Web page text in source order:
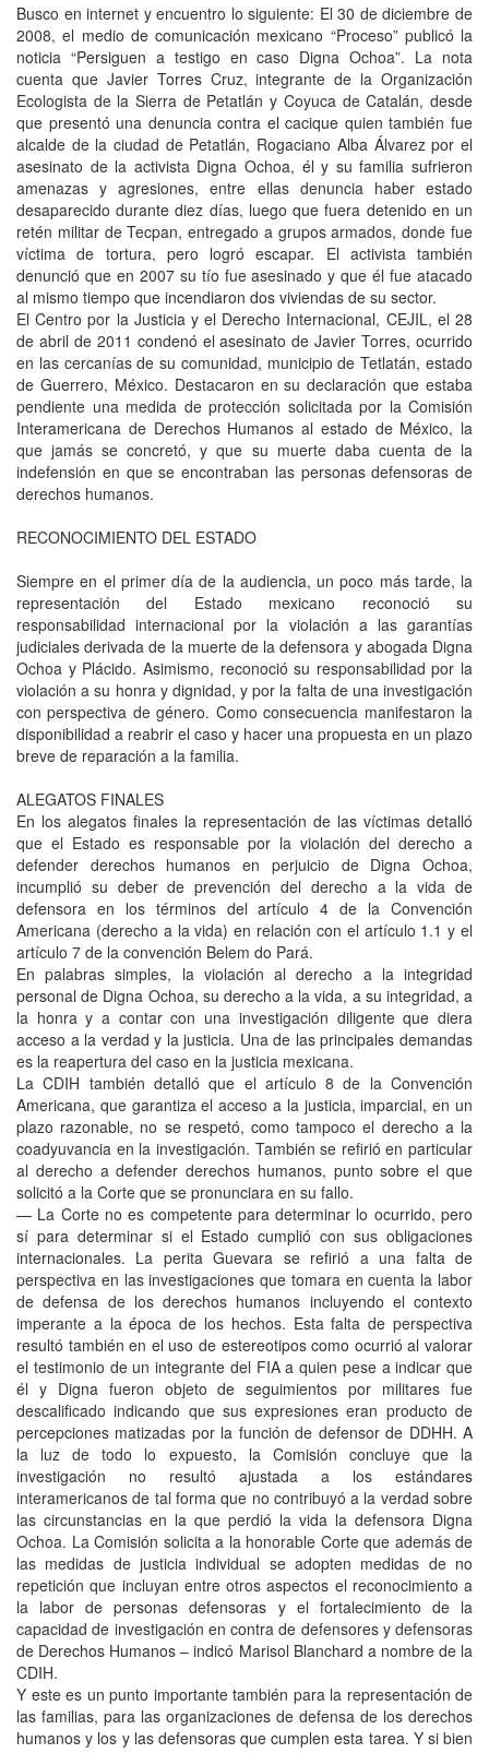
Busco en internet y encuentro lo siguiente: El 30 de diciembre de
2008, el medio de comunicación mexicano “Proceso” publicó la
noticia “Persiguen a testigo en caso Digna Ochoa”. La nota
cuenta que Javier Torres Cruz, integrante de la Organización
Ecologista de la Sierra de Petatlán y Coyuca de Catalán, desde
que presentó una denuncia contra el cacique quien también fue
alcalde de la ciudad de Petatlán, Rogaciano Alba Álvarez por el
asesinato de la activista Digna Ochoa, él y su familia sufrieron
amenazas y agresiones, entre ellas denuncia haber estado
desaparecido durante diez días, luego que fuera detenido en un
retén militar de Tecpan, entregado a grupos armados, donde fue
víctima de tortura, pero logró escapar. El activista también
denunció que en 2007 su tío fue asesinado y que él fue atacado
al mismo tiempo que incendiaron dos viviendas de su sector.
El Centro por la Justicia y el Derecho Internacional, CEJIL, el 28
de abril de 2011 condenó el asesinato de Javier Torres, ocurrido
en las cercanías de su comunidad, municipio de Tetlatán, estado
de Guerrero, México. Destacaron en su declaración que estaba
pendiente una medida de protección solicitada por la Comisión
Interamericana de Derechos Humanos al estado de México, la
que jamás se concretó, y que su muerte daba cuenta de la
indefensión en que se encontraban las personas defensoras de
derechos humanos.
RECONOCIMIENTO DEL ESTADO
Siempre en el primer día de la audiencia, un poco más tarde, la
representación del Estado mexicano reconoció su
responsabilidad internacional por la violación a las garantías
judiciales derivada de la muerte de la defensora y abogada Digna
Ochoa y Plácido. Asimismo, reconoció su responsabilidad por la
violación a su honra y dignidad, y por la falta de una investigación
con perspectiva de género. Como consecuencia manifestaron la
disponibilidad a reabrir el caso y hacer una propuesta en un plazo
breve de reparación a la familia.
ALEGATOS FINALES
En los alegatos finales la representación de las víctimas detalló
que el Estado es responsable por la violación del derecho a
defender derechos humanos en perjuicio de Digna Ochoa,
incumplió su deber de prevención del derecho a la vida de
defensora en los términos del artículo 4 de la Convención
Americana (derecho a la vida) en relación con el artículo 1.1 y el
artículo 7 de la convención Belem do Pará.
En palabras simples, la violación al derecho a la integridad
personal de Digna Ochoa, su derecho a la vida, a su integridad, a
la honra y a contar con una investigación diligente que diera
acceso a la verdad y la justicia. Una de las principales demandas
es la reapertura del caso en la justicia mexicana.
La CDIH también detalló que el artículo 8 de la Convención
Americana, que garantiza el acceso a la justicia, imparcial, en un
plazo razonable, no se respetó, como tampoco el derecho a la
coadyuvancia en la investigación. También se refirió en particular
al derecho a defender derechos humanos, punto sobre el que
solicitó a la Corte que se pronunciara en su fallo.
— La Corte no es competente para determinar lo ocurrido, pero
sí para determinar si el Estado cumplió con sus obligaciones
internacionales. La perita Guevara se refirió a una falta de
perspectiva en las investigaciones que tomara en cuenta la labor
de defensa de los derechos humanos incluyendo el contexto
imperante a la época de los hechos. Esta falta de perspectiva
resultó también en el uso de estereotipos como ocurrió al valorar
el testimonio de un integrante del FIA a quien pese a indicar que
él y Digna fueron objeto de seguimientos por militares fue
descalificado indicando que sus expresiones eran producto de
percepciones matizadas por la función de defensor de DDHH. A
la luz de todo lo expuesto, la Comisión concluye que la
investigación no resultó ajustada a los estándares
interamericanos de tal forma que no contribuyó a la verdad sobre
las circunstancias en la que perdió la vida la defensora Digna
Ochoa. La Comisión solicita a la honorable Corte que además de
las medidas de justicia individual se adopten medidas de no
repetición que incluyan entre otros aspectos el reconocimiento a
la labor de personas defensoras y el fortalecimiento de la
capacidad de investigación en contra de defensores y defensoras
de Derechos Humanos – indicó Marisol Blanchard a nombre de la
CDIH.
Y este es un punto importante también para la representación de
las familias, para las organizaciones de defensa de los derechos
humanos y los y las defensoras que cumplen esta tarea. Y si bien